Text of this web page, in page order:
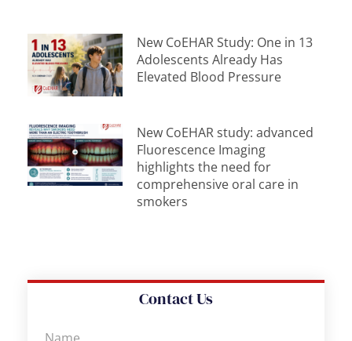
New CoEHAR Study: One in 13
Adolescents Already Has
Elevated Blood Pressure
New CoEHAR study: advanced
Fluorescence Imaging
highlights the need for
comprehensive oral care in
smokers
Contact Us